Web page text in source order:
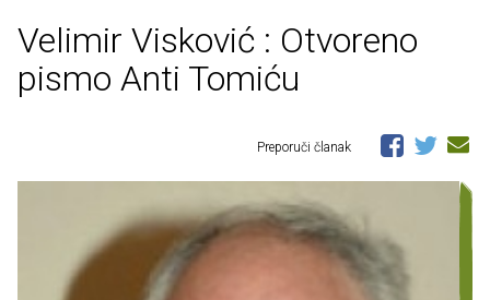
Velimir Visković : Otvoreno
pismo Anti Tomiću
Preporuči članak